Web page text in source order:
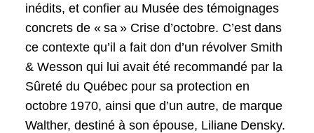
inédits, et confier au Musée des témoignages
concrets de « sa » Crise d’octobre. C’est dans
ce contexte qu’il a fait don d’un révolver Smith
& Wesson qui lui avait été recommandé par la
Sûreté du Québec pour sa protection en
octobre 1970, ainsi que d’un autre, de marque
Walther, destiné à son épouse, Liliane Densky.